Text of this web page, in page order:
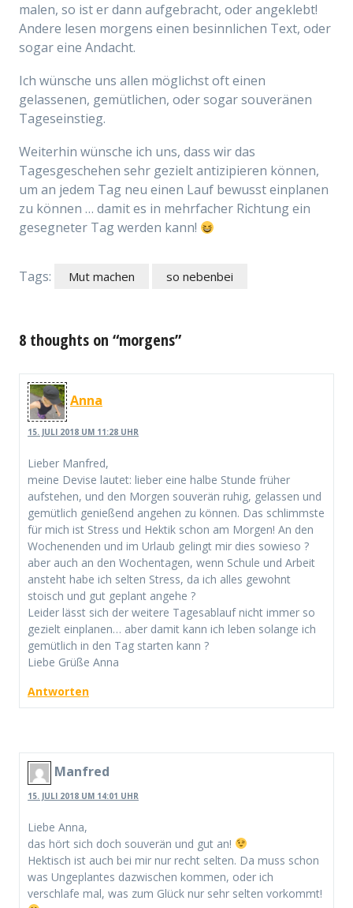
malen, so ist er dann aufgebracht, oder angeklebt!
Andere lesen morgens einen besinnlichen Text, oder
sogar eine Andacht.
Ich wünsche uns allen möglichst oft einen
gelassenen, gemütlichen, oder sogar souveränen
Tageseinstieg.
Weiterhin wünsche ich uns, dass wir das
Tagesgeschehen sehr gezielt antizipieren können,
um an jedem Tag neu einen Lauf bewusst einplanen
zu können … damit es in mehrfacher Richtung ein
gesegneter Tag werden kann!
Tags: Mut machen so nebenbei
8 thoughts on “morgens”
Anna
15. JULI 2018 UM 11:28 UHR
Lieber Manfred,
meine Devise lautet: lieber eine halbe Stunde früher
aufstehen, und den Morgen souverän ruhig, gelassen und
gemütlich genießend angehen zu können. Das schlimmste
für mich ist Stress und Hektik schon am Morgen! An den
Wochenenden und im Urlaub gelingt mir dies sowieso ?
aber auch an den Wochentagen, wenn Schule und Arbeit
ansteht habe ich selten Stress, da ich alles gewohnt
stoisch und gut geplant angehe ?
Leider lässt sich der weitere Tagesablauf nicht immer so
gezielt einplanen… aber damit kann ich leben solange ich
gemütlich in den Tag starten kann ?
Liebe Grüße Anna
Antworten
Manfred
15. JULI 2018 UM 14:01 UHR
Liebe Anna,
das hört sich doch souverän und gut an!
Hektisch ist auch bei mir nur recht selten. Da muss schon
was Ungeplantes dazwischen kommen, oder ich
verschlafe mal, was zum Glück nur sehr selten vorkommt!